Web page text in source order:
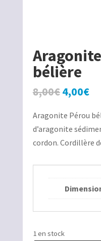
bélière
8,00€Le
initial
était :
8,00€.
4,00€Le
Aragonite Pérou
d’aragonite
cordon. Cordillère
1 en stock